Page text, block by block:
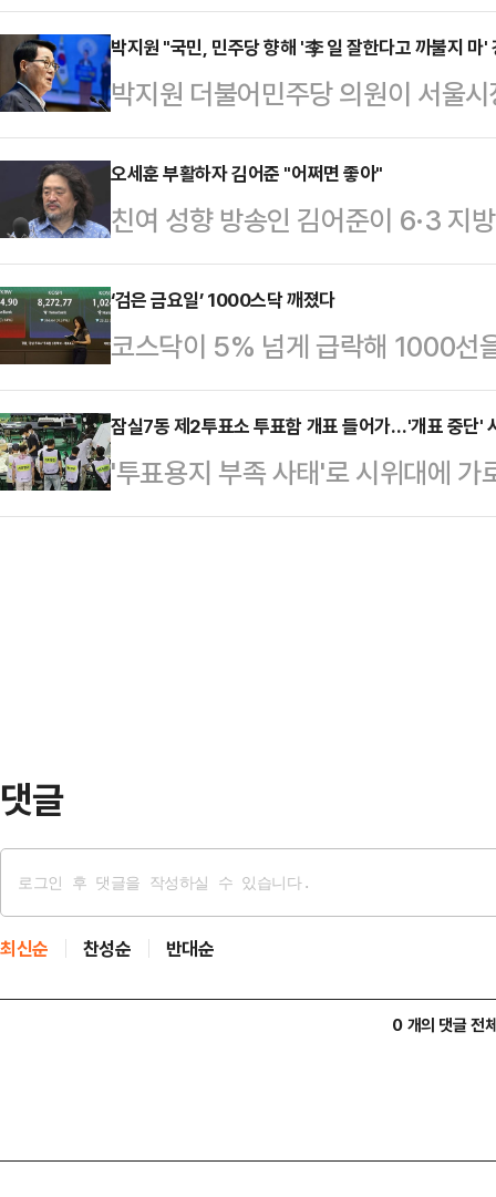
리를 거둔 가운데 선거 과정에서 자
로 나섰던 배현진 서울시당위원장
재조명되고 있다. 오 당선인의 '전
과 '공격수' 역할을 톡톡히 해낸 김
하며 의미 있는 성과를 거뒀다는
딩 내 선거 캠프에서 당선이 확정된
세난이 끝나기를 바라는…
박지원 "국민, 민주당 향해 '李 일 잘한다고 까불지 마'
박지원 더불어민주당 의원이 서울
민주당에 '이재명 대통령 일 잘한다
다.박 의원은 5일 페이스북을 통해
하지 못한 것은 정치적 패배이자 쓰
었다.이어 "'윤어게인'에 찬성하지
동훈·유의동 의원의 생환, 유승민
강조했다.당내에서 8월 전당대회
선 "선거전부터…
오세훈 부활하자 김어준 "어쩌면 좋아"
친여 성향 방송인 김어준이 6·3 지
장 선거 개표 중 오세훈 국민의힘
자 "어쩌면 좋아"라고 탄식했다.김
다 뉴스공장'에서 개표 상황을 분석
이같이 말했다.이어 "이렇게 되면
가 2명이나 살아 돌아오는 셈"이라
대선 후보급이 낙선하게 되는 것"
지율이 넉넉…
‘검은 금요일’ 1000스닥 깨졌다
코스닥이 5% 넘게 급락해 1000선
닥 지수는 오전 10시 14분 현재
993.67을 가리키고 있다.지수가
이후 3개월 만이다.지수는 전장
로 개장한 뒤 낙폭을 확대하고 있
잠실7동 제2투표소 투표함 개표 들어가…'개표 중단'
'투표용지 부족 사태'로 시위대에
실7동 제2투표소 내 투표함 2개가
댓글
최신순 찬성순 반대순
0 개의 댓글 전